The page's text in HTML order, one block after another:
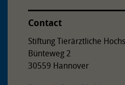
Contact
Stiftung Tierärztliche
Bünteweg 2
30559 Hannover